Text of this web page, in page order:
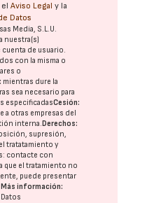
elAviso Legal y la
Datos
Media, S.L.U.
nuestra(s)
de usuario.
con la misma o
o
mientras dure la
sea necesario para
especificadasCesión:
a otras empresas del
interna.Derechos:
supresión,
tratatamiento y
contacte con
que el tratamiento no
puede presentar
Más información: